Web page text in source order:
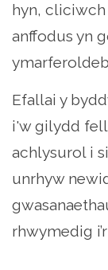
hyn, cliciwch
anffodus yn
Efallai y
i'w gilydd
achlysurol i
unrhyw
rhwymedig